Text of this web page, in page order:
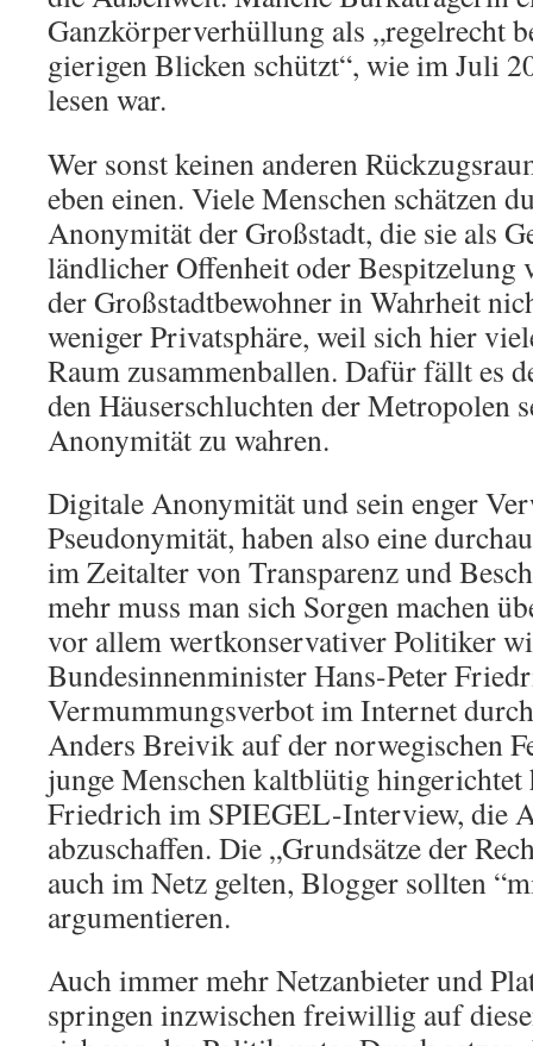
Ganzkörperverhüllung als „regelrecht
gierigen Blicken schützt“, wie im Juli
lesen war.
Wer sonst keinen anderen
eben einen. Viele Menschen schätzen
Anonymität der Großstadt, die sie als
ländlicher Offenheit oder Bespitzelung
der Großstadtbewohner in Wahrheit
weniger Privatsphäre, weil sich hier
Raum zusammenballen. Dafür fällt es
den Häuserschluchten der Metropolen
Anonymität zu wahren.
Digitale Anonymität und sein enger
Pseudonymität, haben also eine
im Zeitalter von Transparenz und
mehr muss man sich Sorgen machen
vor allem wertkonservativer Politiker
Bundesinnenminister Hans-Peter
Vermummungsverbot im Internet
Anders Breivik auf der norwegischen
junge Menschen kaltblütig hingerichtet
Friedrich im SPIEGEL-Interview, die
abzuschaffen. Die „Grundsätze der
auch im Netz gelten, Blogger sollten
argumentieren.
Auch immer mehr Netzanbieter und
springen inzwischen freiwillig auf